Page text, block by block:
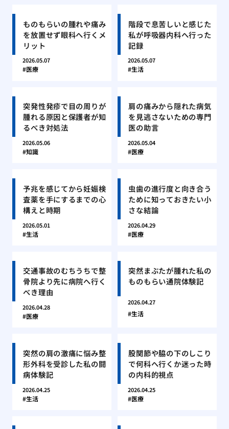
ものもらいの腫れや痛み
を放置せず眼科へ行くメ
リット
2026.05.07
医療
階段で息苦しいと感じた
私が呼吸器内科へ行った
記録
2026.05.07
生活
突発性発疹で目の周りが
腫れる原因と保護者が知
るべき対処法
2026.05.06
知識
肩の痛みから隠れた病気
を見逃さないための専門
医の助言
2026.05.04
医療
予兆を感じてから妊娠検
査薬を手にするまでの心
構えと時期
2026.05.01
生活
虫歯の進行度と向き合う
ために知っておきたい小
さな結論
2026.04.29
医療
交通事故のむちうちで整
骨院より先に病院へ行く
べき理由
2026.04.28
医療
突然まぶたが腫れた私の
ものもらい通院体験記
2026.04.27
生活
突然の肩の激痛に悩み整
形外科を受診した私の闘
病体験記
2026.04.25
生活
股関節や脇の下のしこり
で何科へ行くか迷った時
の内科的視点
2026.04.25
医療